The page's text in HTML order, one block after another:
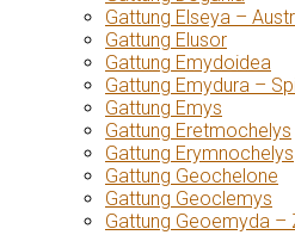
Gattung Elseya –
Gattung Elusor
Gattung Emydoidea
Gattung Emydura –
Gattung Emys
Gattung Eretmochelys
Gattung Erymnochelys
Gattung Geochelone
Gattung Geoclemys
Gattung Geoemyda –